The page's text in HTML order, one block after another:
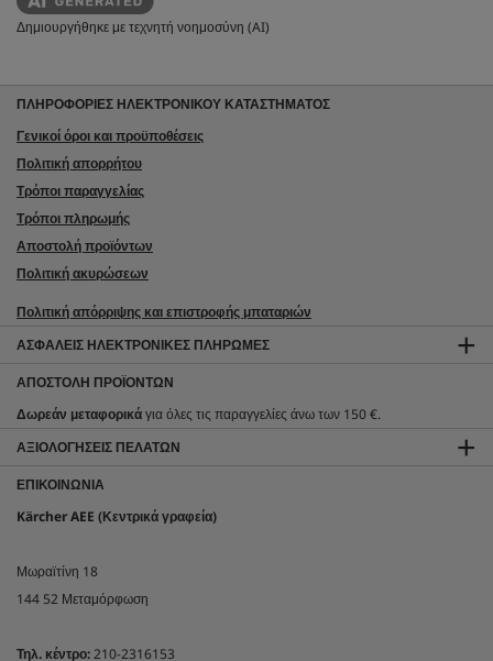
Δημιουργήθηκε με τεχνητή νοημοσύνη (AI)
ΠΛΗΡΟΦΟΡΙΕΣ ΗΛΕΚΤΡΟΝΙΚΟΥ ΚΑΤΑΣΤΗΜΑΤΟΣ
Γενικοί όροι και προϋποθέσεις
Πολιτική απορρήτου
Τρόποι παραγγελίας
Τρόποι πληρωμής
Αποστολή προϊόντων
Πολιτική ακυρώσεων
Πολιτική απόρριψης και επιστροφής μπαταριών
ΑΣΦΑΛΕΊΣ ΗΛΕΚΤΡΟΝΙΚΈΣ ΠΛΗΡΩΜΈΣ
ΑΠΟΣΤΟΛΉ ΠΡΟΪΌΝΤΩΝ
Δωρεάν μεταφορικάγια όλες τις παραγγελίες άνω των 150 €.
ΑΞΙΟΛΟΓΉΣΕΙΣ ΠΕΛΑΤΏΝ
ΕΠΙΚΟΙΝΩΝΊΑ
Kärcher AEE (Κεντρικά γραφεία)
Μωραϊτίνη 18
144 52 Μεταμόρφωση
Τηλ. κέντρο:210-2316153